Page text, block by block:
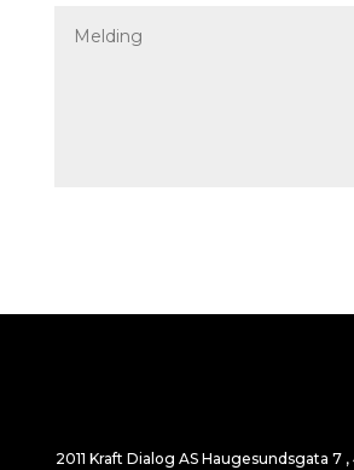
2011 Kraft Dialog AS Haugesundsgata 7 ,